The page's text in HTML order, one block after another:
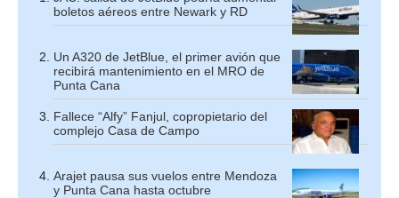
boletos aéreos entre Newark y RD
Un A320 de JetBlue, el primer avión que
recibirá mantenimiento en el MRO de
Punta Cana
Fallece “Alfy” Fanjul, copropietario del
complejo Casa de Campo
Arajet pausa sus vuelos entre Mendoza
y Punta Cana hasta octubre